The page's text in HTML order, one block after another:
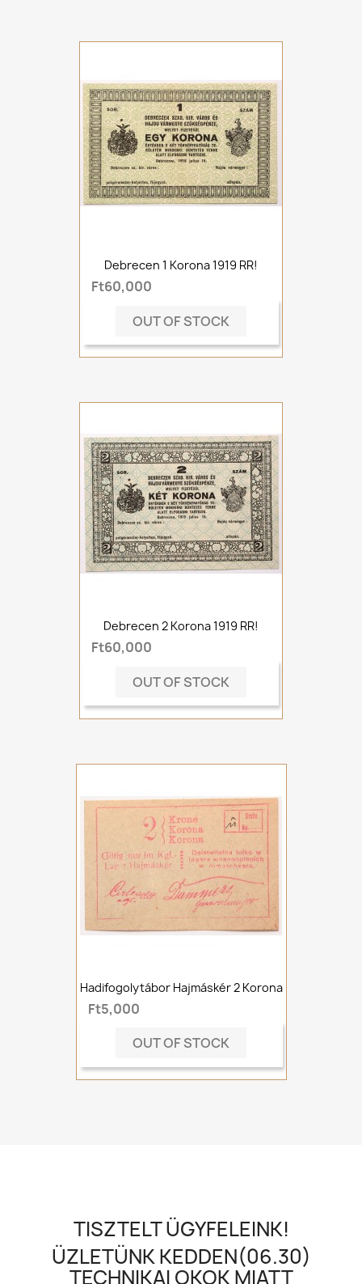
Debrecen 1 Korona 1919 RR!
Ft60,000
OUT OF STOCK
Debrecen 2 Korona 1919 RR!
Ft60,000
OUT OF STOCK
Hadifogolytábor Hajmáskér 2 Korona
Ft5,000
OUT OF STOCK
TISZTELT ÜGYFELEINK!
ÜZLETÜNK KEDDEN(06.30)
TECHNIKAI OKOK MIATT